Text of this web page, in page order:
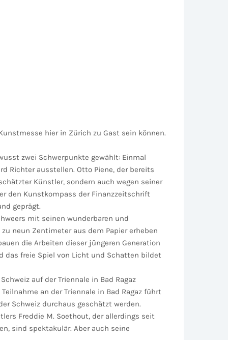
hier in Zürich zu Gast sein können.
zwei Schwerpunkte gewählt: Einmal
Richter ausstellen. Otto Piene, der bereits
Künstler, sondern auch wegen seiner
den Kunstkompass der Finanzzeitschrift
geprägt.
mit seinen wunderbaren und
neun Zentimeter aus dem Papier erheben
die Arbeiten dieser jüngeren Generation
das freie Spiel von Licht und Schatten bildet
auf der Triennale in Bad Ragaz
an der Triennale in Bad Ragaz führt
Schweiz durchaus geschätzt werden.
Freddie M. Soethout, der allerdings seit
sind spektakulär. Aber auch seine